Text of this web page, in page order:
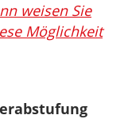
weisen Sie
Möglichkeit